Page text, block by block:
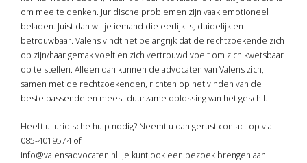
om mee te denken. Juridische problemen zijn vaak emotioneel
beladen. Juist dan wil je iemand die eerlijk is, duidelijk en
betrouwbaar. Valens vindt het belangrijk dat de rechtzoekende zich
op zijn/haar gemak voelt en zich vertrouwd voelt om zich kwetsbaar
op te stellen. Alleen dan kunnen de advocaten van Valens zich,
samen met de rechtzoekenden, richten op het vinden van de
beste passende en meest duurzame oplossing van het geschil.
Heeft u juridische hulp nodig? Neemt u dan gerust contact op via
085-4019574 of
info@valensadvocaten.nl. Je kunt ook een bezoek brengen aan